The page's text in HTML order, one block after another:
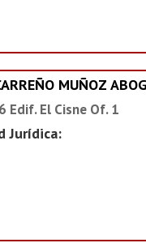
MUÑOZ
Edif. El Cisne Of. 1
Jurídica: